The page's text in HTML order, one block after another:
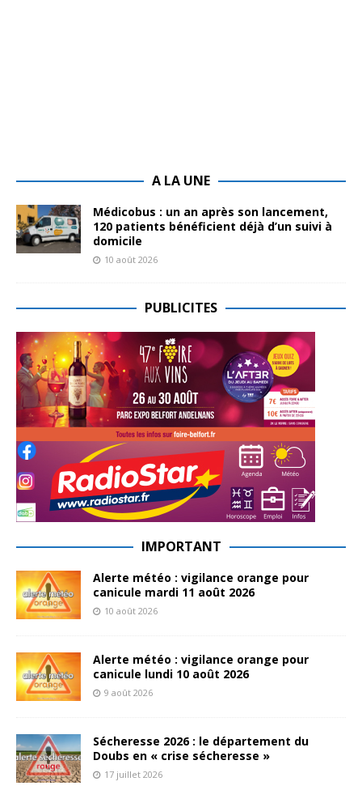
A LA UNE
Médicobus : un an après son lancement,
120 patients bénéficient déjà d’un suivi à
domicile
10 août 2026
PUBLICITES
IMPORTANT
Alerte météo : vigilance orange pour
canicule mardi 11 août 2026
10 août 2026
Alerte météo : vigilance orange pour
canicule lundi 10 août 2026
9 août 2026
Sécheresse 2026 : le département du
Doubs en « crise sécheresse »
17 juillet 2026